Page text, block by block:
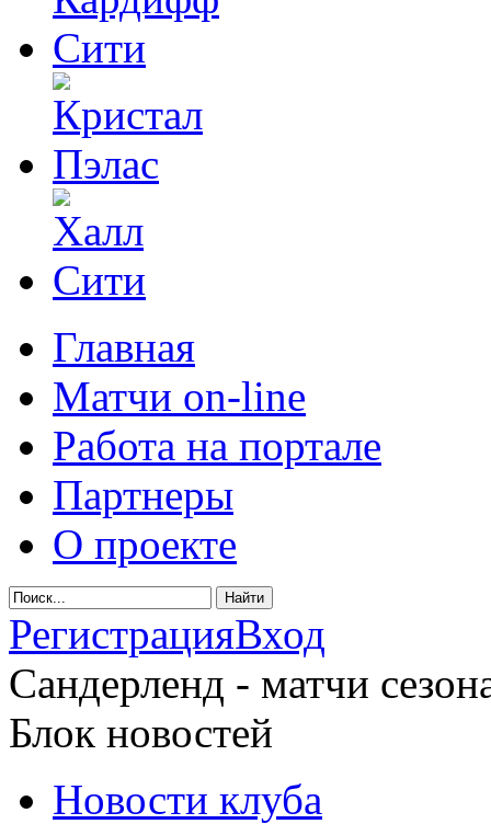
Главная
Матчи on-line
Работа на портале
Партнеры
О проекте
РегистрацияВход
Сандерленд - матчи
Блок новостей
Новости клуба